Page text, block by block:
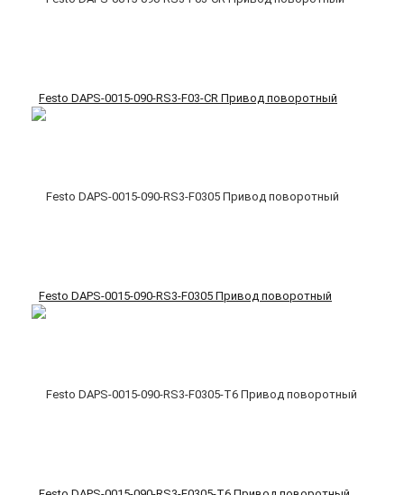
Festo DAPS-0015-090-RS3-F03-CR Привод поворотный
Festo DAPS-0015-090-RS3-F0305 Привод поворотный